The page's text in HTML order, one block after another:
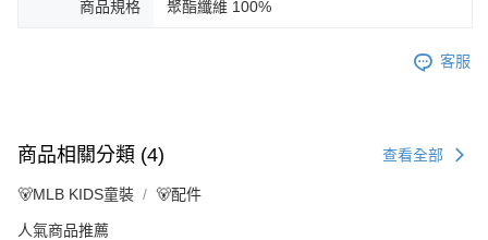
商品規格 聚酯纖維 100%
客服
商品相關分類 (4) 查看全部
🐻MLB KIDS童裝 🐻配件
人氣商品推薦